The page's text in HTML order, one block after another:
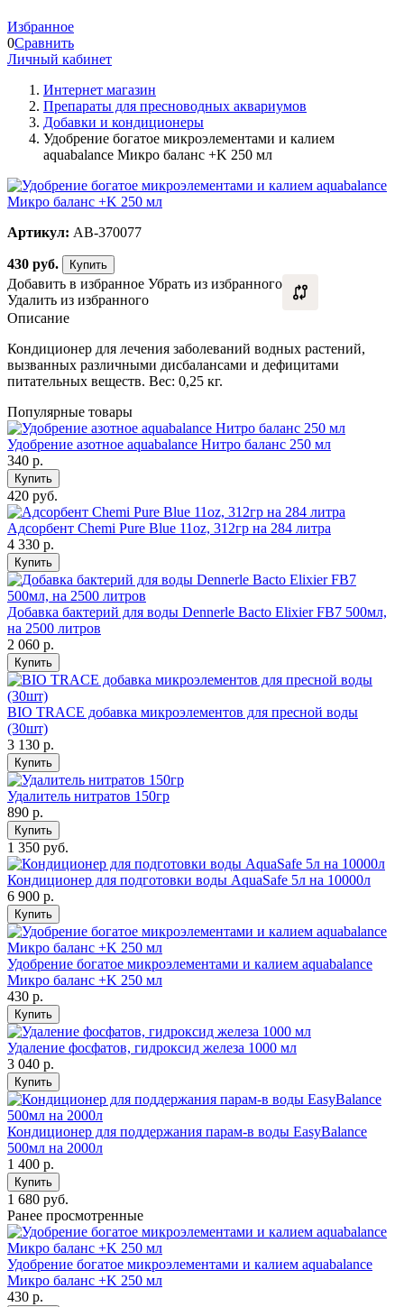
Избранное
0Сравнить
Личный кабинет
Интернет магазин
Препараты для пресноводных аквариумов
Добавки и кондиционеры
Удобрение богатое микроэлементами и калием
aquabalance Микро баланс +K 250 мл
Артикул: AB-370077
430 руб. Купить
Добавить в избранное Убрать из избранного
Удалить из избранного
Описание
Кондиционер для лечения заболеваний водных растений,
вызванных различными дисбалансами и дефицитами
питательных веществ. Вес: 0,25 кг.
Популярные товары
Удобрение азотное aquabalance Нитро баланс 250 мл
340 р.
Купить
420 руб.
Адсорбент Chemi Pure Blue 11oz, 312гр на 284 литра
4 330 р.
Купить
Добавка бактерий для воды Dennerle Bacto Elixier FB7 500мл,
на 2500 литров
2 060 р.
Купить
BIO TRACE добавка микроэлементов для пресной воды
(30шт)
3 130 р.
Купить
Удалитель нитратов 150гр
890 р.
Купить
1 350 руб.
Кондиционер для подготовки воды AquaSafe 5л на 10000л
6 900 р.
Купить
Удобрение богатое микроэлементами и калием aquabalance
Микро баланс +K 250 мл
430 р.
Купить
Удаление фосфатов, гидроксид железа 1000 мл
3 040 р.
Купить
Кондиционер для поддержания парам-в воды EasyBalance
500мл на 2000л
1 400 р.
Купить
1 680 руб.
Ранее просмотренные
Удобрение богатое микроэлементами и калием aquabalance
Микро баланс +K 250 мл
430 р.